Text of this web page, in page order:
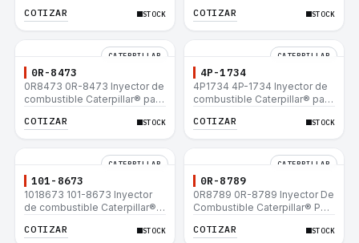
IT14B 910E
COTIZAR STOCK
320N 320-A S IT18F IT28F
COTIZAR STOCK
CATERPILLAR
0R-8473
0R8473 0R-8473 Inyector de
combustible Caterpillar® para
COTIZAR STOCK
CATERPILLAR
4P-1734
4P1734 4P-1734 Inyector de
combustible Caterpillar® para
COTIZAR STOCK
CATERPILLAR
101-8673
1018673 101-8673 Inyector
de combustible Caterpillar®
COTIZAR STOCK
CATERPILLAR
0R-8789
0R8789 0R-8789 Inyector De
Combustible Caterpillar® PM-
RM-350 SM-350
COTIZAR STOCK